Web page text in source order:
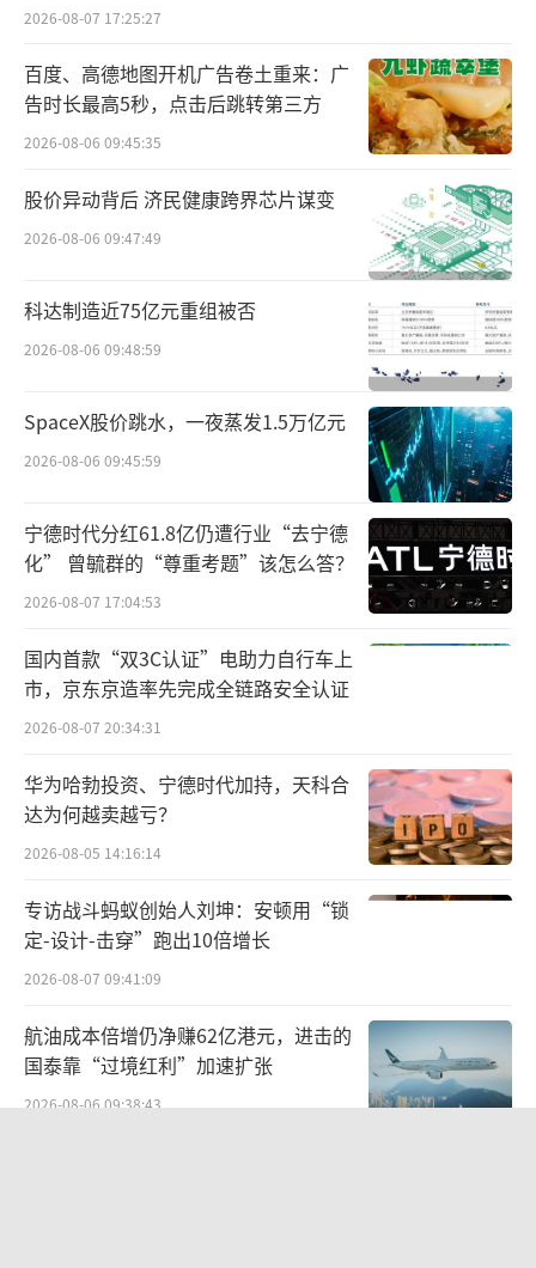
动消费者。相反五谷磨房、老金磨方等通
过“现磨代餐”“健康配方”“便捷包装”等
标签，精准匹配年轻消费群体，抢占了黑芝麻
的市场份额。
值得一提的是，产品创新与迭代滞后不仅
使黑芝麻损失了市场，还损害了其品牌信任。
前不久，南方黑芝麻糊因配料表内“黑芝
麻排第四，大米等谷物粉和食用葡萄糖反而在
前两位”调侃为“南方米糊”，虽符合新国标
（黑芝麻≥10%），却严重背离消费者对“黑
芝麻糊=黑芝麻为主”的健康养生预期，导致多
年打造的“健康”“养生”标签遭遇信任质
疑。
当然，黑芝麻巨额亏损的主推手还是在其
战略摇摆、盲目跨界。
2017年5月，黑芝麻斥资7亿元全资收购上
海礼多多，以此布局电商业务。然而，由于缺
乏技术、人才及渠道积累，经营表现未达预
期。2022年，黑芝麻因此对礼多多计提商誉减
值1.72亿元。
2023年，公司拟投35亿元建设磷酸铁锂项
目，但该项目于2024年因严控投资风险而紧急
叫停。这不仅未能产生收益，反而消耗了公司
的现金与资源。
2026-08-07 17:25:27
百度、高德地图开机广告卷土重来：广
告时长最高5秒，点击后跳转第三方
2026-08-06 09:45:35
股价异动背后 济民健康跨界芯片谋变
2026-08-06 09:47:49
科达制造近75亿元重组被否
2026-08-06 09:48:59
SpaceX股价跳水，一夜蒸发1.5万亿元
2026-08-06 09:45:59
宁德时代分红61.8亿仍遭行业“去宁德
化” 曾毓群的“尊重考题”该怎么答？
2026-08-07 17:04:53
国内首款“双3C认证”电助力自行车上
市，京东京造率先完成全链路安全认证
2026-08-07 20:34:31
华为哈勃投资、宁德时代加持，天科合
达为何越卖越亏？
2026-08-05 14:16:14
专访战斗蚂蚁创始人刘坤：安顿用“锁
定-设计-击穿”跑出10倍增长
2026-08-07 09:41:09
航油成本倍增仍净赚62亿港元，进击的
国泰靠“过境红利”加速扩张
2026-08-06 09:38:43